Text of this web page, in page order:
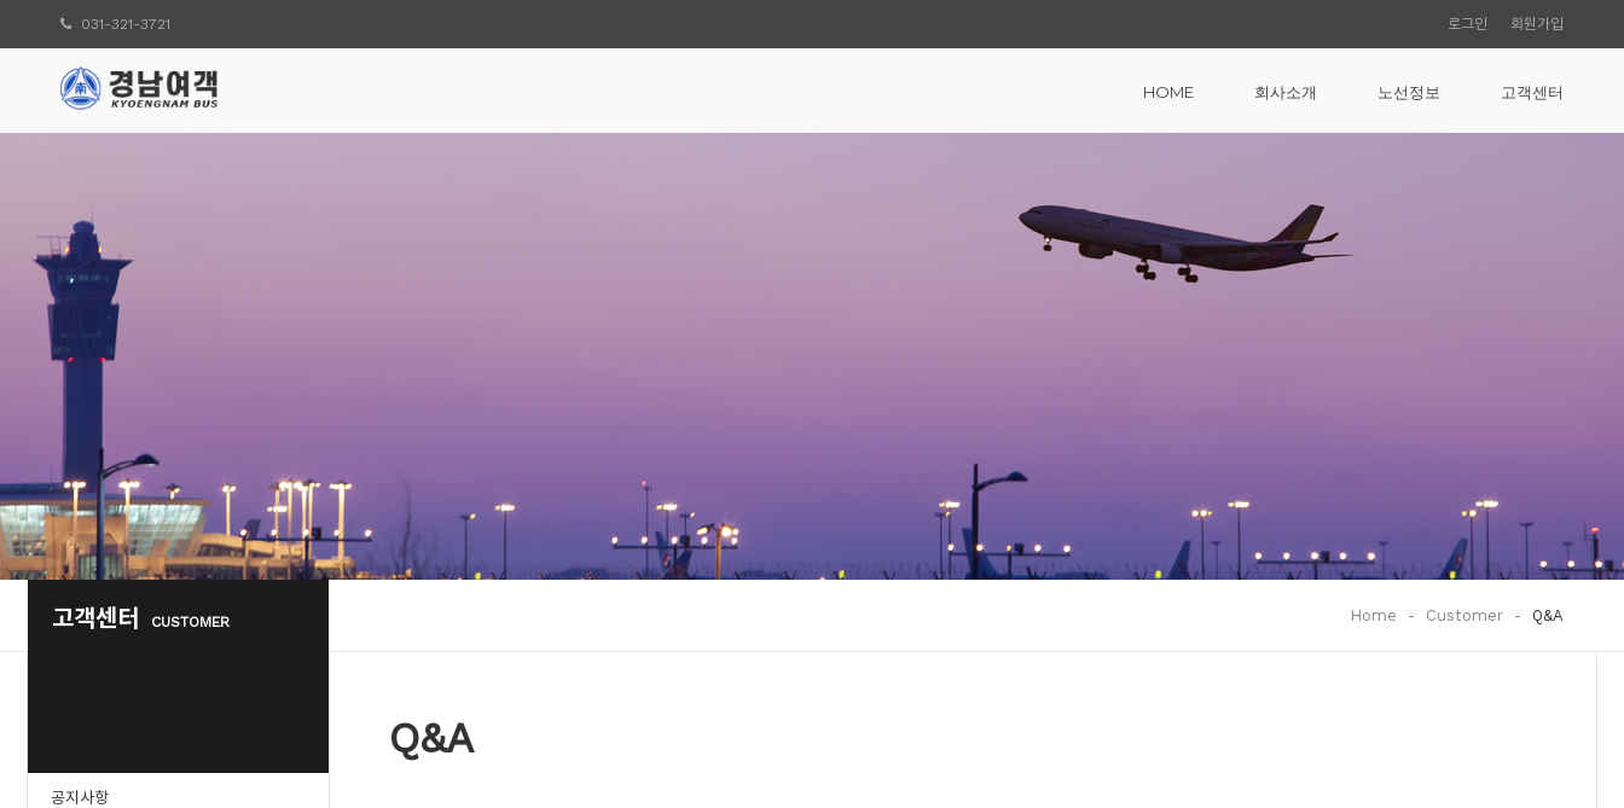
031-321-3721 로그인 회원가입
HOME 회사소개 노선정보 고객센터
Home - Customer - Q&A
고객센터 CUSTOMER
공지사항
Q&A